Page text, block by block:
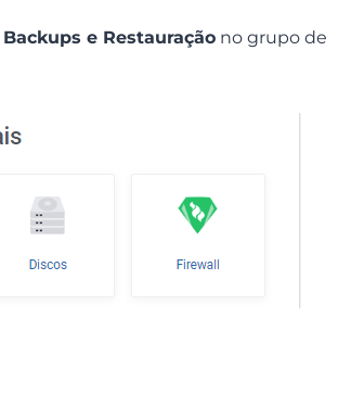
Backups e Restauração no grupo de